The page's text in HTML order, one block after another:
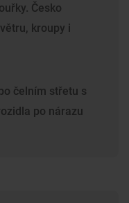
Česko
kroupy i
čelním střetu s
po nárazu